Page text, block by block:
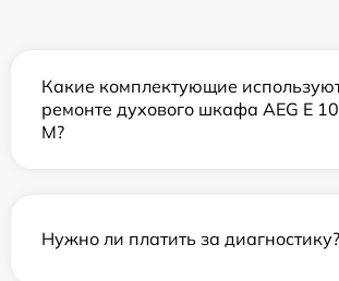
Какие комплектующие
ремонте духового шкафа AEG E
M?
Нужно ли платить за диагностику?